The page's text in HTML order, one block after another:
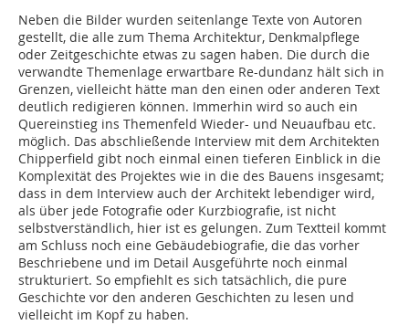
Neben die Bilder wurden seitenlange Texte von Autoren
gestellt, die alle zum Thema Architektur, Denkmalpflege
oder Zeitgeschichte etwas zu sagen haben. Die durch die
verwandte Themenlage erwartbare Re-dundanz hält sich in
Grenzen, vielleicht hätte man den einen oder anderen Text
deutlich redigieren können. Immerhin wird so auch ein
Quereinstieg ins Themenfeld Wieder- und Neuaufbau etc.
möglich. Das abschließende Interview mit dem Architekten
Chipperfield gibt noch einmal einen tieferen Einblick in die
Komplexität des Projektes wie in die des Bauens insgesamt;
dass in dem Interview auch der Architekt lebendiger wird,
als über jede Fotografie oder Kurzbiografie, ist nicht
selbstverständlich, hier ist es gelungen. Zum Textteil kommt
am Schluss noch eine Gebäudebiografie, die das vorher
Beschriebene und im Detail Ausgeführte noch einmal
strukturiert. So empfiehlt es sich tatsächlich, die pure
Geschichte vor den anderen Geschichten zu lesen und
vielleicht im Kopf zu haben.